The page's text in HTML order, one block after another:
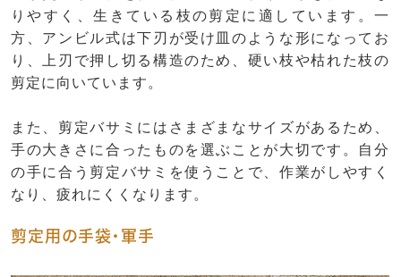
りやすく、生きている枝の剪定に適しています。一
方、アンビル式は下刃が受け皿のような形になってお
り、上刃で押し切る構造のため、硬い枝や枯れた枝の
剪定に向いています。
また、剪定バサミにはさまざまなサイズがあるため、
手の大きさに合ったものを選ぶことが大切です。自分
の手に合う剪定バサミを使うことで、作業がしやすく
なり、疲れにくくなります。
剪定用の手袋・軍手